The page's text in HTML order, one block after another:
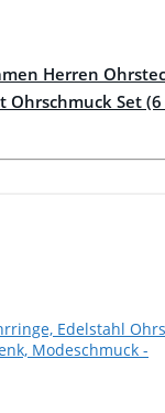
Herren
Ohrschmuck Set